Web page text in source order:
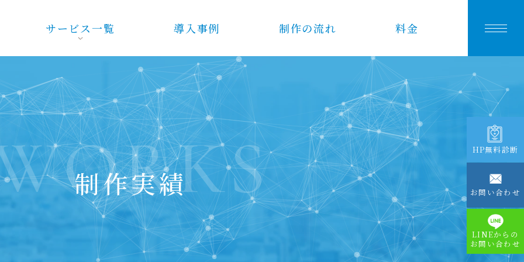
サービス一覧 導入事例 制作の流れ 料金
制作実績
HP無料診断
お問い合わせ
LINEからの
お問い合わせ